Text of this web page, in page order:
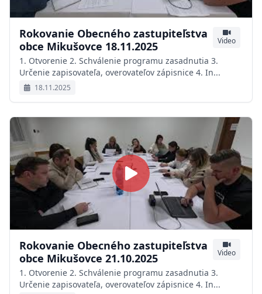
Rokovanie Obecného zastupiteľstva
obce Mikušovce 18.11.2025
Video
1. Otvorenie 2. Schválenie programu zasadnutia 3.
Určenie zapisovateľa, overovateľov zápisnice 4. In...
18.11.2025
Rokovanie Obecného zastupiteľstva
obce Mikušovce 21.10.2025
Video
1. Otvorenie 2. Schválenie programu zasadnutia 3.
Určenie zapisovateľa, overovateľov zápisnice 4. In...